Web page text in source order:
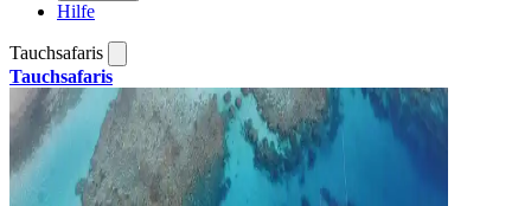
Hilfe
Tauchsafaris
Tauchsafaris